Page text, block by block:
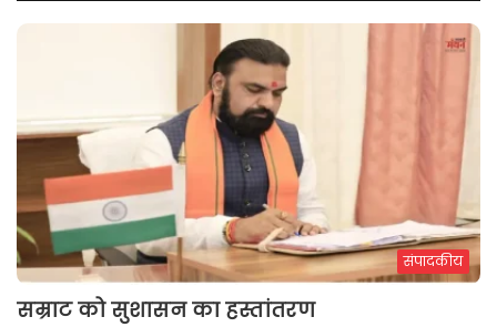
संपादकीय
सम्राट को सुशासन का हस्तांतरण